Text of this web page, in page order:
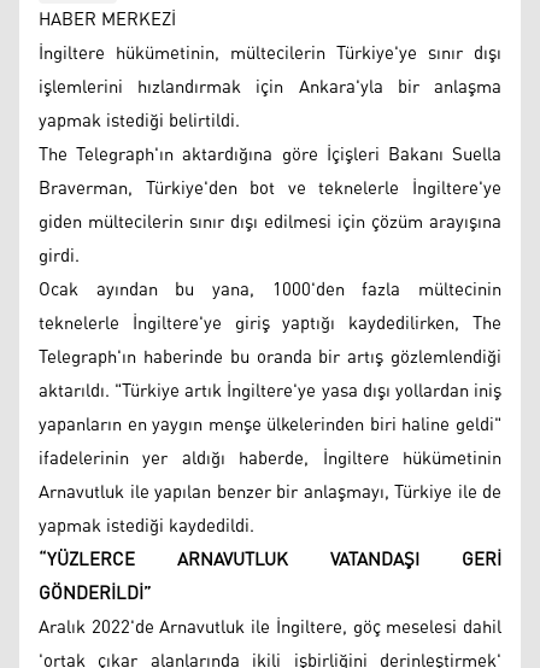
HABER MERKEZİ
İngiltere hükümetinin, mültecilerin Türkiye'ye sınır dışı
işlemlerini hızlandırmak için Ankara'yla bir anlaşma
yapmak istediği belirtildi.
The Telegraph'ın aktardığına göre İçişleri Bakanı Suella
Braverman, Türkiye'den bot ve teknelerle İngiltere'ye
giden mültecilerin sınır dışı edilmesi için çözüm arayışına
girdi.
Ocak ayından bu yana, 1000'den fazla mültecinin
teknelerle İngiltere'ye giriş yaptığı kaydedilirken, The
Telegraph'ın haberinde bu oranda bir artış gözlemlendiği
aktarıldı. "Türkiye artık İngiltere'ye yasa dışı yollardan iniş
yapanların en yaygın menşe ülkelerinden biri haline geldi"
ifadelerinin yer aldığı haberde, İngiltere hükümetinin
Arnavutluk ile yapılan benzer bir anlaşmayı, Türkiye ile de
yapmak istediği kaydedildi.
“YÜZLERCE ARNAVUTLUK VATANDAŞI GERİ
GÖNDERİLDİ”
Aralık 2022'de Arnavutluk ile İngiltere, göç meselesi dahil